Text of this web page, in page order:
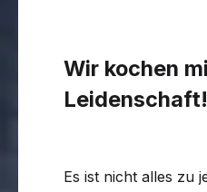
Wir kochen
Leidenschaft!
Es ist nicht alles zu